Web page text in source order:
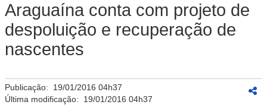
Araguaína conta com projeto de
despoluição e recuperação de
nascentes
Publicação: 19/01/2016 04h37
Última modificação: 19/01/2016 04h37